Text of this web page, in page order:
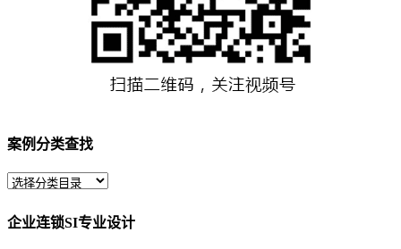
案例分类查找
企业连锁SI专业设计